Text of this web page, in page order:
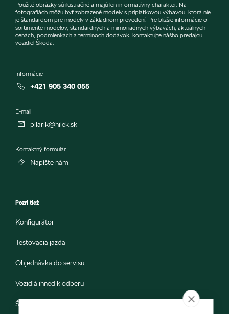
Použité obrázky sú ilustračné a majú len informatívny charakter. Na
fotografiách môžu byť zobrazené modely s príplatkovou výbavou, ktorá nie
je štandardom pre modely v základnom prevedení. Pre bližšie informácie o
sortimente modelov, štandardných a mimoriadnych výbavách, aktuálnych
cenách, podmienkach a termínoch dodávok, kontaktujte nášho predajcu
vozidiel Škoda.
Informácie
+421 905 340 055
E-mail
pilarik@hilek.sk
Kontaktný formulár
Napíšte nám
Pozri tiež
Konfigurátor
Testovacia jazda
Objednávka do servisu
Vozidlá ihneď k odberu
Škoda E-shop